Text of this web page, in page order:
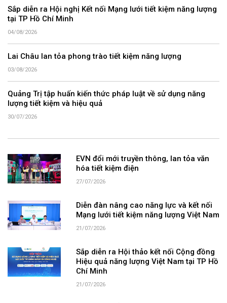
Sắp diễn ra Hội nghị Kết nối Mạng lưới tiết kiệm năng lượng
tại TP Hồ Chí Minh
04/08/2026
Lai Châu lan tỏa phong trào tiết kiệm năng lượng
03/08/2026
Quảng Trị tập huấn kiến thức pháp luật về sử dụng năng
lượng tiết kiệm và hiệu quả
30/07/2026
EVN đổi mới truyền thông, lan tỏa văn
hóa tiết kiệm điện
27/07/2026
Diễn đàn nâng cao năng lực và kết nối
Mạng lưới tiết kiệm năng lượng Việt Nam
21/07/2026
Sắp diễn ra Hội thảo kết nối Cộng đồng
Hiệu quả năng lượng Việt Nam tại TP Hồ
Chí Minh
21/07/2026